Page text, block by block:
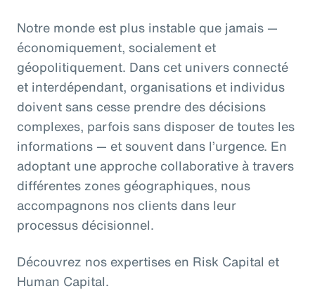
Notre monde est plus instable que jamais —
économiquement, socialement et
géopolitiquement. Dans cet univers connecté
et interdépendant, organisations et individus
doivent sans cesse prendre des décisions
complexes, parfois sans disposer de toutes les
informations — et souvent dans l’urgence. En
adoptant une approche collaborative à travers
différentes zones géographiques, nous
accompagnons nos clients dans leur
processus décisionnel.
Découvrez nos expertises en Risk Capital et
Human Capital.